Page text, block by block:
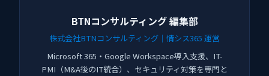
BTNコンサルティング 編集部
株式会社BTNコンサルティング｜情シス365 運営
Microsoft 365・Google Workspace導入支援、IT-
PMI（M&A後のIT統合）、セキュリティ対策を専門と